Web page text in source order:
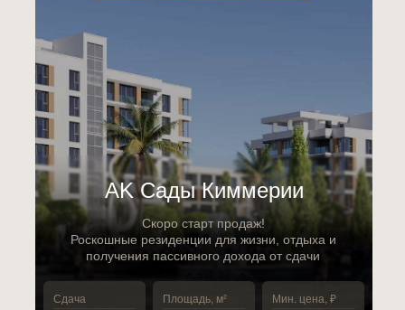
Мин. цена, ₽
Площадь, м²
Сдача
Скоро старт продаж!
Роскошные резиденции для жизни, отдыха и
получения пассивного дохода от сдачи
АK Сады Киммерии